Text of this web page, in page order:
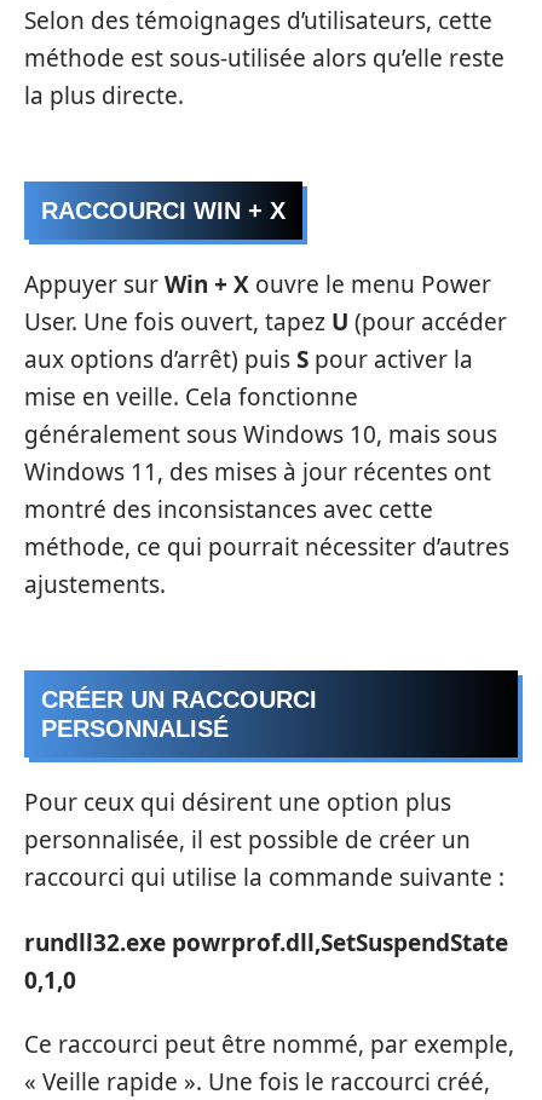
Selon des témoignages d’utilisateurs, cette
méthode est sous-utilisée alors qu’elle reste
la plus directe.
RACCOURCI WIN + X
Appuyer surWin + X ouvre le menu Power
User. Une fois ouvert, tapez U (pour accéder
aux options d’arrêt) puisS pour activer la
mise en veille. Cela fonctionne
généralement sous Windows 10, mais sous
Windows 11, des mises à jour récentes ont
montré des inconsistances avec cette
méthode, ce qui pourrait nécessiter d’autres
ajustements.
CRÉER UN RACCOURCI
PERSONNALISÉ
Pour ceux qui désirent une option plus
personnalisée, il est possible de créer un
raccourci qui utilise la commande suivante :
rundll32.exe powrprof.dll,SetSuspendState
0,1,0
Ce raccourci peut être nommé, par exemple,
« Veille rapide ». Une fois le raccourci créé,